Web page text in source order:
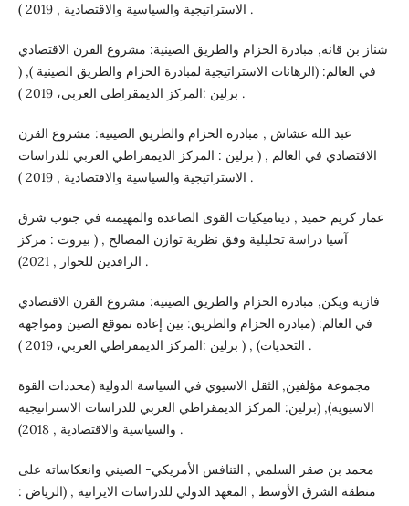
الاستراتيجية والسياسية والاقتصادية , 2019 ) .
شناز بن قانه, مبادرة الحزام والطريق الصينية: مشروع القرن الاقتصادي
في العالم: (الرهانات الاستراتيجية لمبادرة الحزام والطريق الصينية ), (
برلين :المركز الديمقراطي العربي، 2019 ) .
عبد الله عشاش , مبادرة الحزام والطريق الصينية: مشروع القرن
الاقتصادي في العالم , ( برلين : المركز الديمقراطي العربي للدراسات
الاستراتيجية والسياسية والاقتصادية , 2019 ) .
عمار كريم حميد , ديناميكيات القوى الصاعدة والمهيمنة في جنوب شرق
آسيا دراسة تحليلية وفق نظرية توازن المصالح , ( بيروت : مركز
الرافدين للحوار , 2021) .
فازية ويكن, مبادرة الحزام والطريق الصينية: مشروع القرن الاقتصادي
في العالم: (مبادرة الحزام والطريق: بين إعادة تموقع الصين ومواجهة
التحديات) , ( برلين :المركز الديمقراطي العربي، 2019 ) .
مجموعة مؤلفين, الثقل الاسيوي في السياسة الدولية (محددات القوة
الاسيوية), (برلين: المركز الديمقراطي العربي للدراسات الاستراتيجية
والسياسية والاقتصادية , 2018) .
محمد بن صقر السلمي , التنافس الأمريكي- الصيني وانعكاساته على
منطقة الشرق الأوسط , المعهد الدولي للدراسات الايرانية , (الرياض :